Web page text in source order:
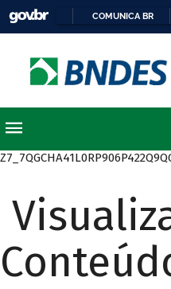
COMUNICA BR